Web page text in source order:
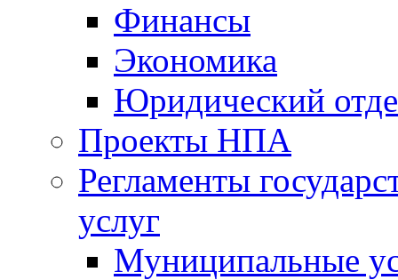
Финансы
Экономика
Юридический
Проекты НПА
Регламенты
услуг
Муниципальные